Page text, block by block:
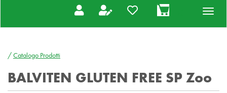
prodotti
inseriti
/Catalogo Prodotti
BALVITEN GLUTEN FREE SP Zoo